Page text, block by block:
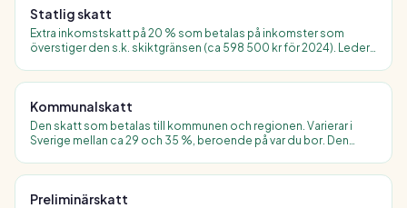
Statlig skatt
Extra inkomstskatt på 20 % som betalas på inkomster som
överstiger den s.k. skiktgränsen (ca 598 500 kr för 2024). Leder
Kommunalskatt
Den skatt som betalas till kommunen och regionen. Varierar i
Sverige mellan ca 29 och 35 %, beroende på var du bor. Den
Preliminärskatt